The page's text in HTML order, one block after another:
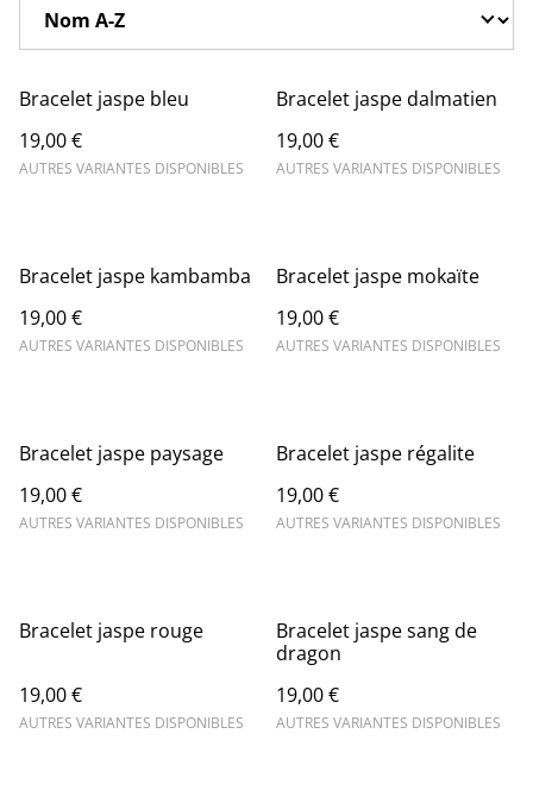
Bracelet jaspe bleu
19,00 €
AUTRES VARIANTES DISPONIBLES
Bracelet jaspe dalmatien
19,00 €
AUTRES VARIANTES DISPONIBLES
Bracelet jaspe kambamba
19,00 €
AUTRES VARIANTES DISPONIBLES
Bracelet jaspe mokaïte
19,00 €
AUTRES VARIANTES DISPONIBLES
Bracelet jaspe paysage
19,00 €
AUTRES VARIANTES DISPONIBLES
Bracelet jaspe régalite
19,00 €
AUTRES VARIANTES DISPONIBLES
Bracelet jaspe rouge
19,00 €
AUTRES VARIANTES DISPONIBLES
Bracelet jaspe sang de
dragon
19,00 €
AUTRES VARIANTES DISPONIBLES